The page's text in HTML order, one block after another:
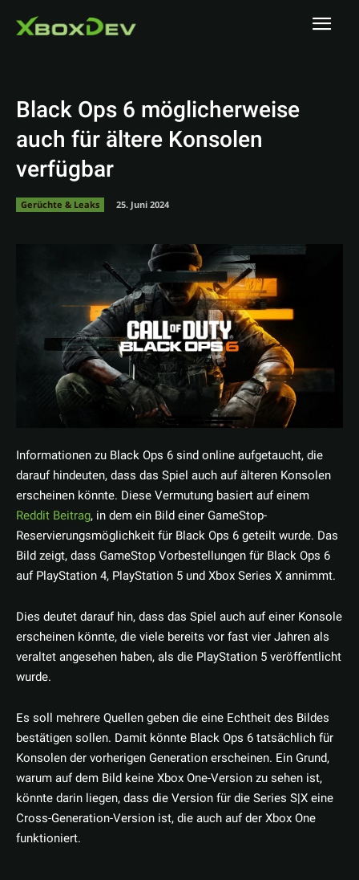
Black Ops 6 möglicherweise
auch für ältere Konsolen
verfügbar
Gerüchte & Leaks 25. Juni 2024
Informationen zu Black Ops 6 sind online aufgetaucht, die
darauf hindeuten, dass das Spiel auch auf älteren Konsolen
erscheinen könnte. Diese Vermutung basiert auf einem
Reddit Beitrag, in dem ein Bild einer GameStop-
Reservierungsmöglichkeit für Black Ops 6 geteilt wurde. Das
Bild zeigt, dass GameStop Vorbestellungen für Black Ops 6
auf PlayStation 4, PlayStation 5 und Xbox Series X annimmt.
Dies deutet darauf hin, dass das Spiel auch auf einer Konsole
erscheinen könnte, die viele bereits vor fast vier Jahren als
veraltet angesehen haben, als die PlayStation 5 veröffentlicht
wurde.
Es soll mehrere Quellen geben die eine Echtheit des Bildes
bestätigen sollen. Damit könnte Black Ops 6 tatsächlich für
Konsolen der vorherigen Generation erscheinen. Ein Grund,
warum auf dem Bild keine Xbox One-Version zu sehen ist,
könnte darin liegen, dass die Version für die Series S|X eine
Cross-Generation-Version ist, die auch auf der Xbox One
funktioniert.